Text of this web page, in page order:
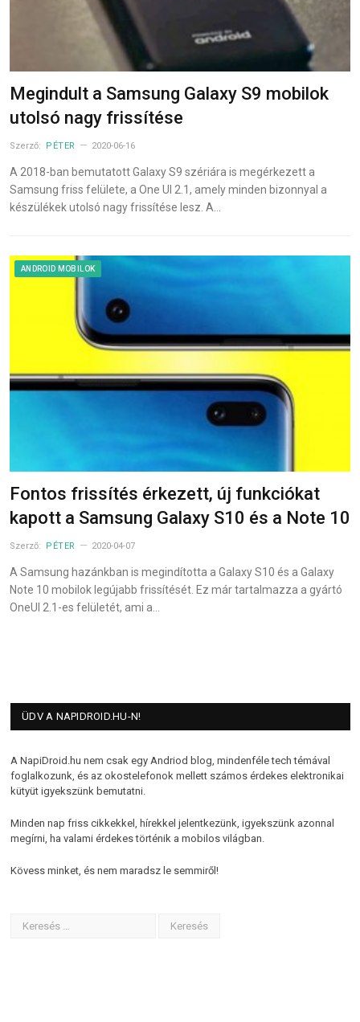
Megindult a Samsung Galaxy S9 mobilok
utolsó nagy frissítése
Szerző: PÉTER 2020-06-16
A 2018-ban bemutatott Galaxy S9 szériára is megérkezett a
Samsung friss felülete, a One UI 2.1, amely minden bizonnyal a
készülékek utolsó nagy frissítése lesz. A…
ANDROID MOBILOK
Fontos frissítés érkezett, új funkciókat
kapott a Samsung Galaxy S10 és a Note 10
Szerző: PÉTER 2020-04-07
A Samsung hazánkban is megindította a Galaxy S10 és a Galaxy
Note 10 mobilok legújabb frissítését. Ez már tartalmazza a gyártó
OneUI 2.1-es felületét, ami a…
ÜDV A NAPIDROID.HU-N!
A NapiDroid.hu nem csak egy Andriod blog, mindenféle tech témával
foglalkozunk, és az okostelefonok mellett számos érdekes elektronikai
kütyüt igyekszünk bemutatni.
Minden nap friss cikkekkel, hírekkel jelentkezünk, igyekszünk azonnal
megírni, ha valami érdekes történik a mobilos világban.
Kövess minket, és nem maradsz le semmiről!